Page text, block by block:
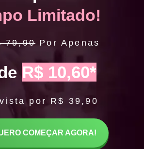
Limitado!
79,90 Por Apenas
R$ 10,60*
por R$ 39,90
COMEÇAR AGORA!